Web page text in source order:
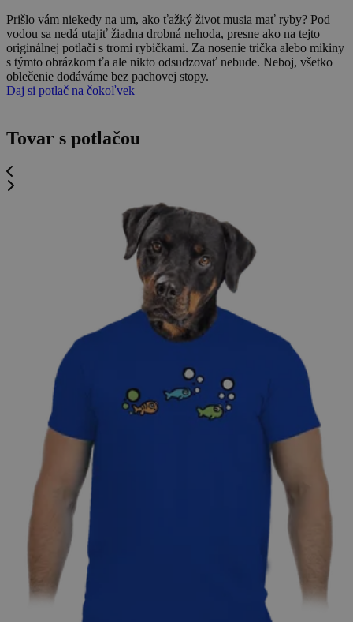
Prišlo vám niekedy na um, ako ťažký život musia mať ryby? Pod
vodou sa nedá utajiť žiadna drobná nehoda, presne ako na tejto
originálnej potlači s tromi rybičkami. Za nosenie trička alebo mikiny
s týmto obrázkom ťa ale nikto odsudzovať nebude. Neboj, všetko
oblečenie dodáváme bez pachovej stopy.
Daj si potlač na čokoľvek
Tovar s potlačou